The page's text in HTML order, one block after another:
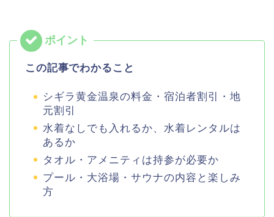
この記事でわかること
シギラ黄金温泉の料金・宿泊者割引・地
元割引
水着なしでも入れるか、水着レンタルは
あるか
タオル・アメニティは持参が必要か
プール・大浴場・サウナの内容と楽しみ
方